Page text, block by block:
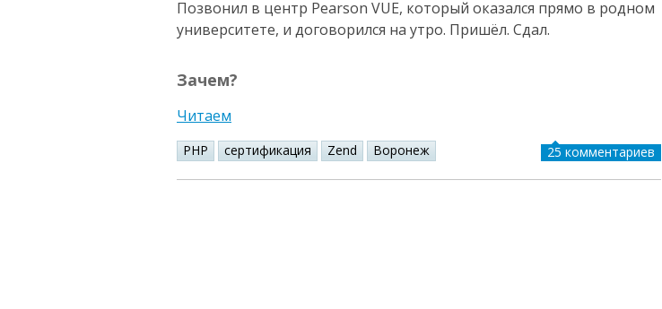
Позвонил в центр Pearson VUE, который оказался прямо в родном
университете, и договорился на утро. Пришёл. Сдал.
Зачем?
Читаем
PHP сертификация Zend Воронеж 25 комментариев